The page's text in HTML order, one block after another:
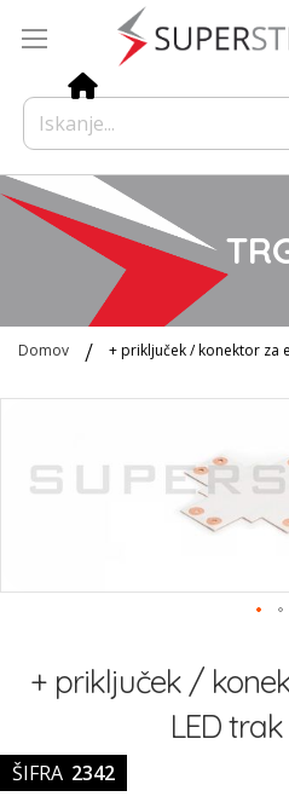
Domov + priključek / konektor za
galerije
začetek+ priključek /
LED
ŠIFRA 2342